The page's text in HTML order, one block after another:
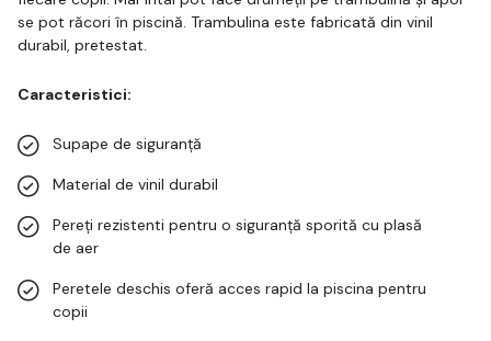
se pot răcori în piscină. Trambulina este fabricată din vinil
durabil, pretestat.
Caracteristici:
Supape de siguranță
Material de vinil durabil
Pereți rezistenti pentru o siguranță sporită cu plasă
de aer
Peretele deschis oferă acces rapid la piscina pentru
copii